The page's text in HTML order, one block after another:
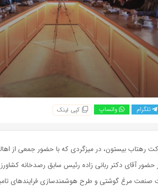
تلگرام واتساپ کپی لینک
رهتاب بیستون، در میزگردی که با حضور جمعی از
آقای دکتر ربانی زاده رئیس سابق رصدخانه
مرغ گوشتی و طرح هوشمندسازی فرایندهای